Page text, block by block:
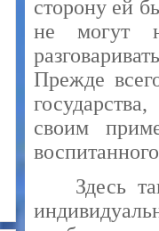
сторону ей
не могут
Прежде
своим
Здесь